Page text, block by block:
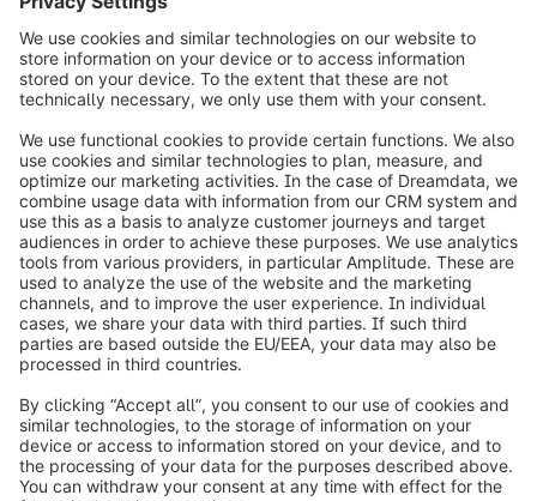
novità e i prossimi passi.
Stato attuale (febbraio 2025)
Tutte le funzioni previste per i Componenti B2B
sono state pubblicate. Potete sempre controllare lo
stato di avanzamento dei nostri prodotti sulla
Roadmap di Shopware.